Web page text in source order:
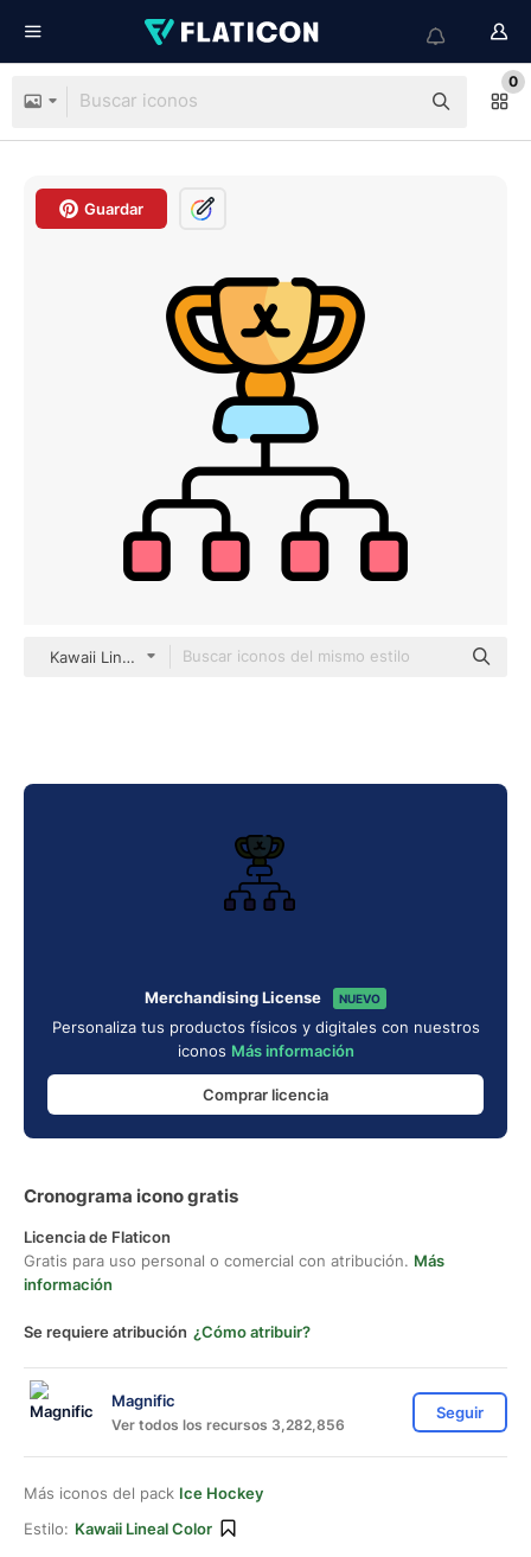
0
Guardar
Kawaii Lineal color
Merchandising License NUEVO
Personaliza tus productos físicos y digitales con nuestros
iconos Más información
Comprar licencia
Cronograma icono gratis
Licencia de Flaticon
Gratis para uso personal o comercial con atribución. Más
información
Se requiere atribución ¿Cómo atribuir?
Magnific
Ver todos los recursos 3,282,856
Seguir
Más iconos del pack Ice Hockey
Estilo: Kawaii Lineal Color